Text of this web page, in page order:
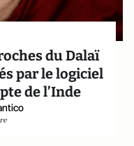
du Dalaï
par le logiciel
de l’Inde